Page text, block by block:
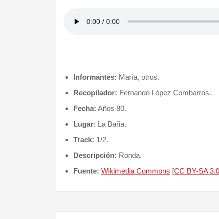
Informantes: María, otros.
Recopilador: Fernando López Combarros.
Fecha: Años 80.
Lugar: La Baña.
Track: 1/2.
Descripción: Ronda.
Fuente: Wikimedia Commons [CC BY-SA 3.0